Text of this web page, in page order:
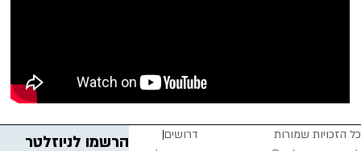
כל הזכויות שמורות
דרושים
הרשמו לניוזלטר